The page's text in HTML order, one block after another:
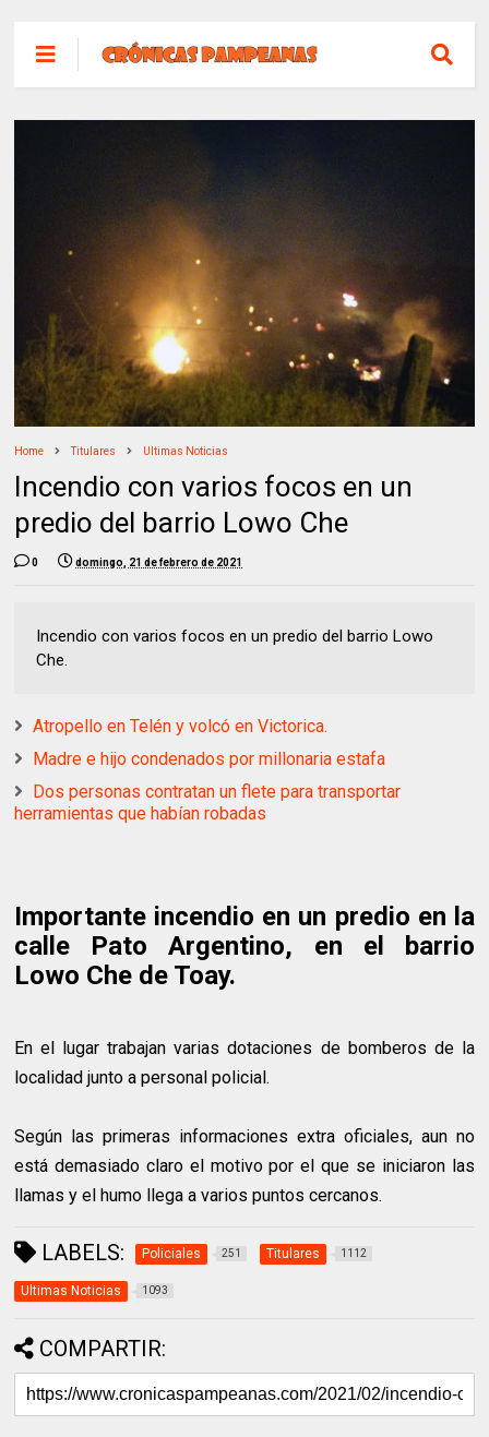
Home Titulares Ultimas Noticias
Incendio con varios focos en un
predio del barrio Lowo Che
0 domingo, 21 de febrero de 2021
Incendio con varios focos en un predio del barrio Lowo
Che.
Atropello en Telén y volcó en Victorica.
Madre e hijo condenados por millonaria estafa
Dos personas contratan un flete para transportar
herramientas que habían robadas
Importante incendio en un predio en la
calle Pato Argentino, en el barrio
Lowo Che de Toay.
En el lugar trabajan varias dotaciones de bomberos de la
localidad junto a personal policial.
Según las primeras informaciones extra oficiales, aun no
está demasiado claro el motivo por el que se iniciaron las
llamas y el humo llega a varios puntos cercanos.
LABELS: Policiales 251 Titulares 1112
Ultimas Noticias 1093
COMPARTIR: